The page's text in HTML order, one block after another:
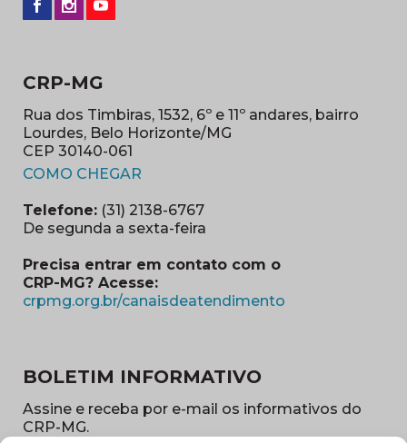
CRP-MG
Rua dos Timbiras, 1532, 6º e 11º andares, bairro
Lourdes, Belo Horizonte/MG
CEP 30140-061
COMO CHEGAR
Telefone: (31) 2138-6767
De segunda a sexta-feira
Precisa entrar em contato com o
CRP-MG? Acesse:
crpmg.org.br/canaisdeatendimento
BOLETIM INFORMATIVO
Assine e receba por e-mail os informativos do
CRP-MG.